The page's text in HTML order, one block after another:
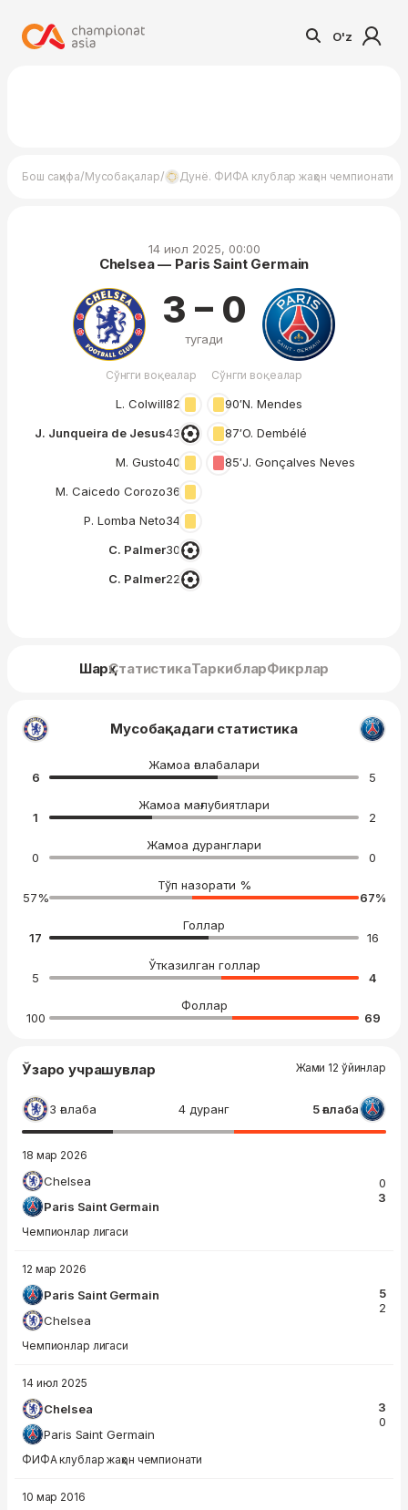
O'z
Бош саҳифа/Мусобақалар/ Дунё. ФИФА клублар жаҳон чемпионати
14 июл 2025, 00:00
Chelsea — Paris Saint Germain
Сўнгги воқеалар
L. Colwill82′
J. Junqueira de Jesus43′
M. Gusto40′
M. Caicedo Corozo36′
P. Lomba Neto34′
C. Palmer30′
C. Palmer22′
3 – 0
тугади
Сўнгги воқеалар
90′N. Mendes
87′O. Dembélé
85′J. Gonçalves Neves
ШарҳСтатистикаТаркибларФикрлар
Мусобақадаги статистика
Жамоа ғалабалари
6
5
Жамоа мағлубиятлари
1
2
Жамоа дуранглари
0
0
Тўп назорати %
57% 67%
Голлар
17
16
Ўтказилган голлар
5
4
Фоллар
100
69
Ўзаро учрашувлар Жами 12 ўйинлар
3 ғалаба 4 дуранг 5 ғалаба
18 мар 2026
Chelsea
Paris Saint Germain
0
3
Чемпионлар лигаси
12 мар 2026
Paris Saint Germain
Chelsea
5
2
Чемпионлар лигаси
14 июл 2025
Chelsea
Paris Saint Germain
3
0
ФИФА клублар жаҳон чемпионати
10 мар 2016